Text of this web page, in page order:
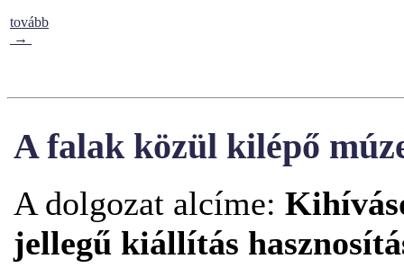
tovább
→
A falak közül kilépő
A dolgozat alcíme:
jellegű kiállítás